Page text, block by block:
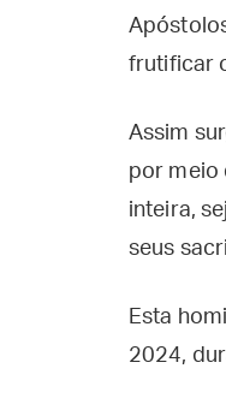
frutificar
Assim
por meio
inteira,
seus
Esta
2024,